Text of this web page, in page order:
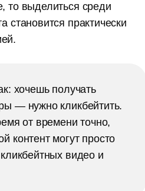
то выделиться среди
становится практически
хочешь получать
— нужно кликбейтить.
от времени точно,
контент могут просто
видео и